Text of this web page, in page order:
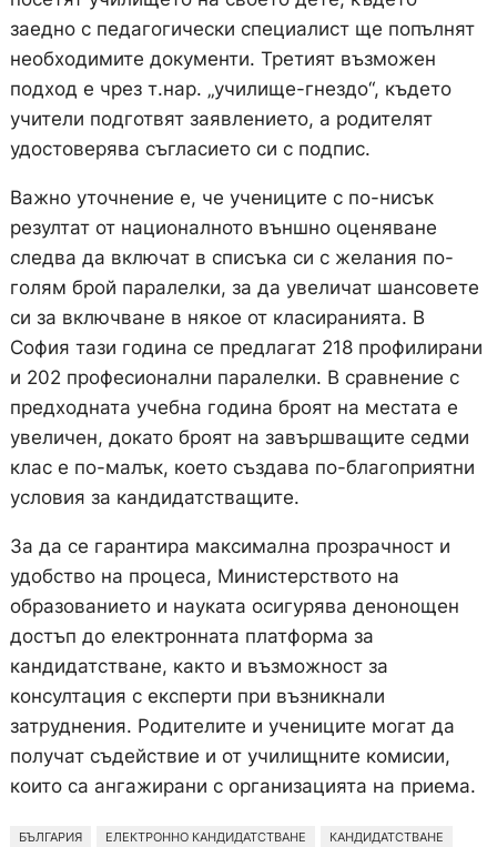
заедно с педагогически специалист ще попълнят
необходимите документи. Третият възможен
подход е чрез т.нар. „училище-гнездо“, където
учители подготвят заявлението, а родителят
удостоверява съгласието си с подпис.
Важно уточнение е, че учениците с по-нисък
резултат от националното външно оценяване
следва да включат в списъка си с желания по-
голям брой паралелки, за да увеличат шансовете
си за включване в някое от класиранията. В
София тази година се предлагат 218 профилирани
и 202 професионални паралелки. В сравнение с
предходната учебна година броят на местата е
увеличен, докато броят на завършващите седми
клас е по-малък, което създава по-благоприятни
условия за кандидатстващите.
За да се гарантира максимална прозрачност и
удобство на процеса, Министерството на
образованието и науката осигурява денонощен
достъп до електронната платформа за
кандидатстване, както и възможност за
консултация с експерти при възникнали
затруднения. Родителите и учениците могат да
получат съдействие и от училищните комисии,
които са ангажирани с организацията на приема.
БЪЛГАРИЯ ЕЛЕКТРОННО КАНДИДАТСТВАНЕ
КАНДИДАТСТВАНЕ